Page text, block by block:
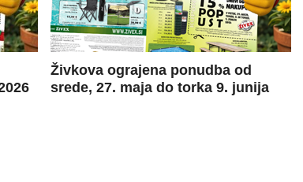
Živkova ograjena ponudba od
srede, 27. maja do torka 9. junija